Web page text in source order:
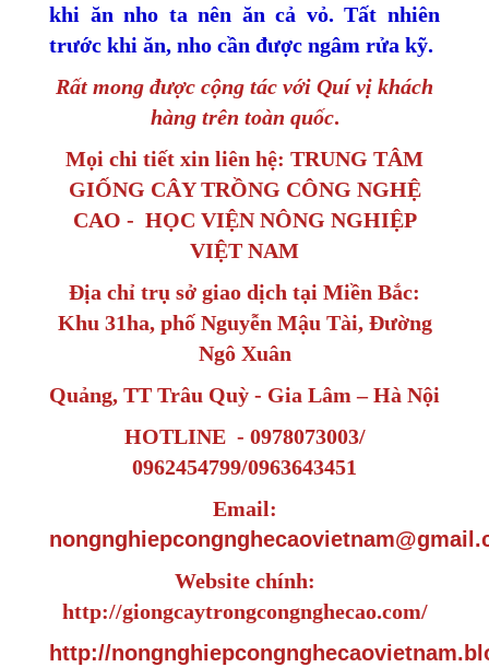
khi ăn nho ta nên ăn cả vỏ. Tất nhiên
trước khi ăn, nho cần được ngâm rửa kỹ.
Rất mong được cộng tác với Quí vị khách
hàng trên toàn quốc.
Mọi chi tiết xin liên hệ: TRUNG TÂM
GIỐNG CÂY TRỒNG CÔNG NGHỆ
CAO - HỌC VIỆN NÔNG NGHIỆP
VIỆT NAM
Địa chỉ trụ sở giao dịch tại Miền Bắc:
Khu 31ha, phố Nguyễn Mậu Tài, Đường
Ngô Xuân
Quảng, TT Trâu Quỳ - Gia Lâm – Hà Nội
HOTLINE - 0978073003/
0962454799/0963643451
Email:
Website chính:
http://giongcaytrongcongnghecao.com/
http://